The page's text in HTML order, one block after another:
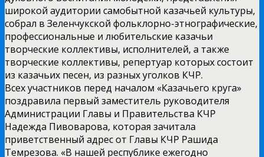
широкой аудитории самобытной казачьей культуры,
собрал в Зеленчукской фольклорно-этнографические,
профессиональные и любительские казачьи
творческие коллективы, исполнителей, а также
творческие коллективы, репертуар которых состоит
из казачьих песен, из разных уголков КЧР.
Всех участников перед началом «Казачьего круга»
поздравила первый заместитель руководителя
Администрации Главы и Правительства КЧР
Надежда Пивоварова, которая зачитала
приветственный адрес от Главы КЧР Рашида
Темрезова. «В нашей республике ежегодно